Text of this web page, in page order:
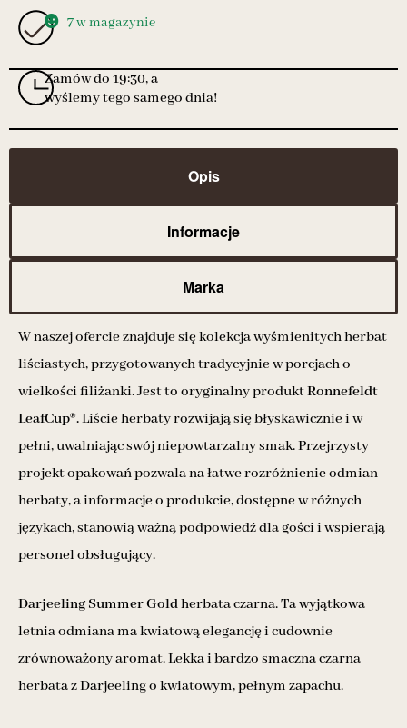
7 w magazynie
Zamów do 19:30, a
wyślemy tego samego dnia!
Opis
Informacje
Marka
W naszej ofercie znajduje się kolekcja wyśmienitych herbat
liściastych, przygotowanych tradycyjnie w porcjach o
wielkości filiżanki. Jest to oryginalny produktRonnefeldt
LeafCup®.Liście herbaty rozwijają się błyskawicznie i w
pełni, uwalniając swój niepowtarzalny smak. Przejrzysty
projekt opakowań pozwala na łatwe rozróżnienie odmian
herbaty, a informacje o produkcie, dostępne w różnych
językach, stanowią ważną podpowiedź dla gości i wspierają
personel obsługujący.
Darjeeling Summer Goldherbata czarna. Ta wyjątkowa
letnia odmiana ma kwiatową elegancję i cudownie
zrównoważony aromat. Lekka i bardzo smaczna czarna
herbata z Darjeeling o kwiatowym, pełnym zapachu.